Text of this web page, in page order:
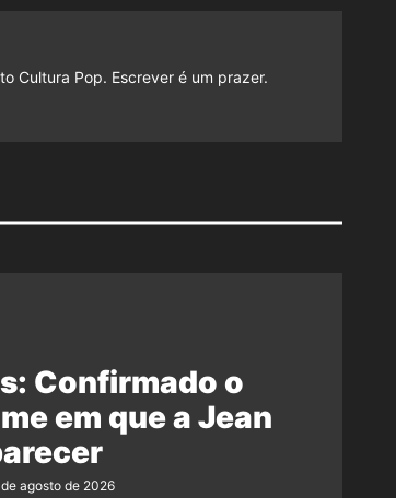
Cultura Pop. Escrever é um prazer.
Confirmado o
em que a Jean
agosto de 2026